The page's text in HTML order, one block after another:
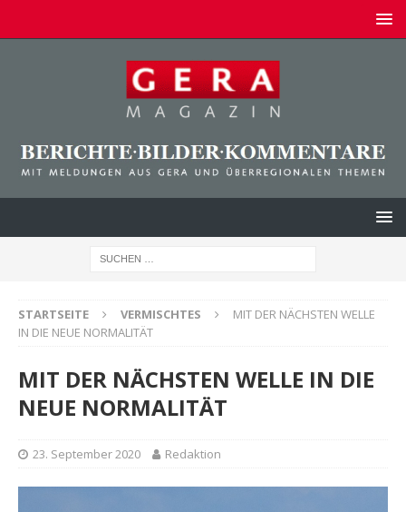
STARTSEITE VERMISCHTES
MIT DER NÄCHSTEN WELLE
IN DIE NEUE NORMALITÄT
MIT DER NÄCHSTEN WELLE IN DIE
NEUE NORMALITÄT
23. September 2020 Redaktion